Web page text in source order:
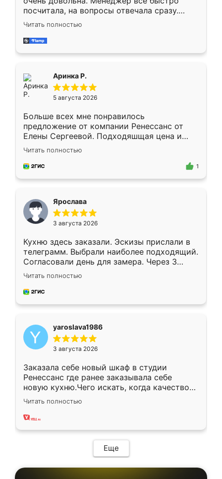
посчитала, на вопросы отвечала сразу.
Замерщик приехал в субботу, подошёл к
делу со всей ответственностью. Собрали
за день, ребята работали аккуратно, даже
Читать полностью
Аринка Р.
5 августа 2026
Больше всех мне понравилось
предложение от компании Ренессанс от
Елены Сергеевой. Подходяшщая цена и
короткие сроки изготовления. Приехавший
для замера сотрудник Владислав
предложил по моему эскизу самый
Читать полностью
1
Ярослава
3 августа 2026
Кухню здесь заказали. Эскизы прислали в
телеграмм. Выбрали наиболее подходящий.
Согласовали день для замера. Через 3
недели кухня была уже готова. Остались
довольны работой. Спасибо Ренессанс
мебель за качественную работу!
Читать полностью
yaroslava1986
3 августа 2026
Заказала себе новый шкаф в студии
Ренессанс где ранее заказывала себе
новую кухню.Чего искать, когда качеством
вполне довольна. Служит кухня уже почти
два года, нареканий нет.
Читать полностью
Еще